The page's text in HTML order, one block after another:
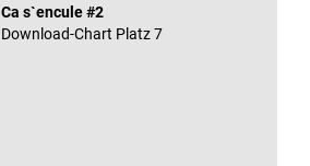
Ca s`encule #2
Download-Chart Platz 7